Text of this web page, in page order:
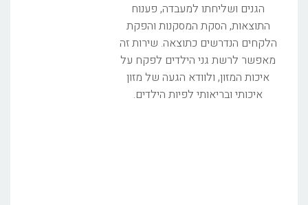
הגנים ושליחתו למעבדה, פענוח
התוצאות, הסקת המסקנות והפקת
הלקחים הנדרשים כתוצאה. שירות זה
מאפשר לרשת גני הילדים לפקח על
איכות המזון, ולוודא הגעה של מזון
איכותי ובריאותי לפיות הילדים.